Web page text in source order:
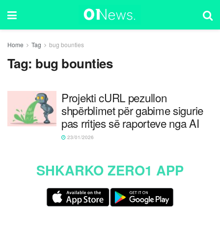
Home Tag bug bounties
Tag: bug bounties
Projekti cURL pezullon
shpërblimet për gabime sigurie
pas rritjes së raporteve nga AI
23/01/2026
SHKARKO ZERO1 APP